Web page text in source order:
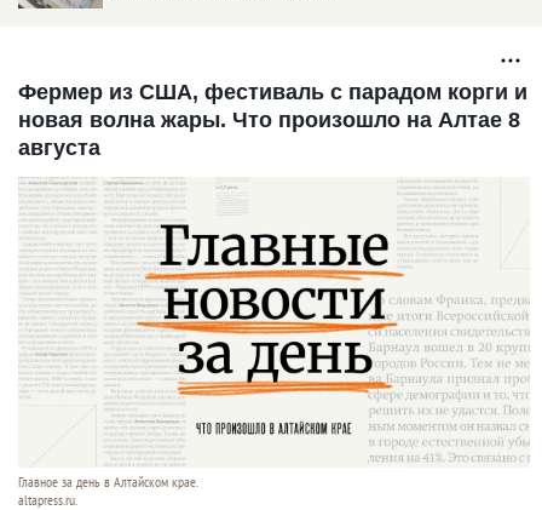
Фермер из США, фестиваль с парадом корги и
новая волна жары. Что произошло на Алтае 8
августа
Главное за день в Алтайском крае.
altapress.ru.